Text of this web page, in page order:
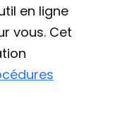
en ligne
vous. Cet